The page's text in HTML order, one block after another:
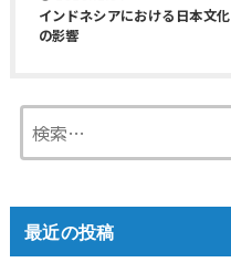
インドネシアにおける日本文化
の影響
最近の投稿